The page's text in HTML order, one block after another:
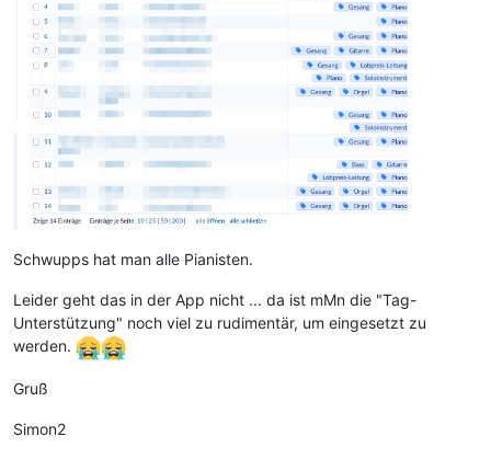
Schwupps hat man alle Pianisten.
Leider geht das in der App nicht ... da ist mMn die "Tag-
Unterstützung" noch viel zu rudimentär, um eingesetzt zu
werden.
Gruß
Simon2